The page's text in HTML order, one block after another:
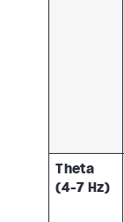
Theta
(4-7 Hz)